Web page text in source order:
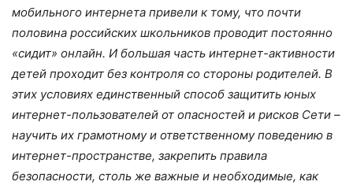
мобильного интернета привели к тому, что почти
половина российских школьников проводит постоянно
«сидит» онлайн. И большая часть интернет-активности
детей проходит без контроля со стороны родителей. В
этих условиях единственный способ защитить юных
интернет-пользователей от опасностей и рисков Сети –
научить их грамотному и ответственному поведению в
интернет-пространстве, закрепить правила
безопасности, столь же важные и необходимые, как